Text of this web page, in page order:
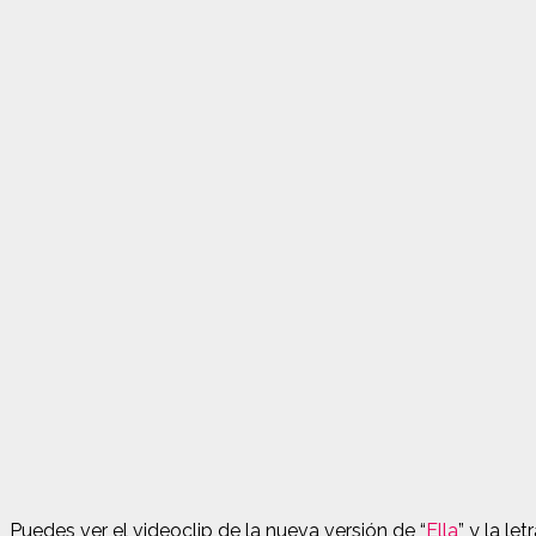
Puedes ver el videoclip de la nueva versión de “Ella” y la